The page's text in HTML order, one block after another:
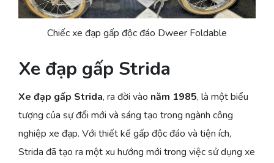
Chiếc xe đạp gấp độc đáo Dweer Foldable
Xe đạp gấp Strida
Xe đạp gấp Strida, ra đời vào năm 1985, là một biểu
tượng của sự đổi mới và sáng tạo trong ngành công
nghiệp xe đạp. Với thiết kế gấp độc đáo và tiện ích,
Strida đã tạo ra một xu hướng mới trong việc sử dụng xe